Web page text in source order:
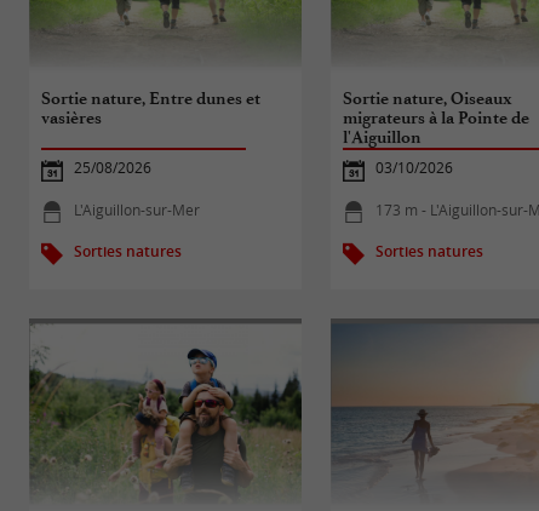
Sortie nature, Entre dunes et
vasières
25/08/2026
L'Aiguillon-sur-Mer
Sorties natures
Sortie nature, Oiseaux
migrateurs à la Pointe de
l'Aiguillon
03/10/2026
173 m - L'Aiguillon-sur-
Sorties natures